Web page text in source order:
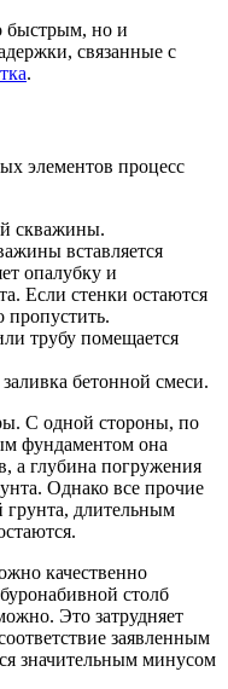
быстрым, но и
связанные с
.
элементов процесс
скважины.
вставляется
опалубку и
Если стенки остаются
пропустить.
трубу помещается
бетонной смеси.
С одной стороны, по
фундаментом она
а глубина погружения
Однако все прочие
грунта, длительным
качественно
столб
Это затрудняет
заявленным
значительным минусом